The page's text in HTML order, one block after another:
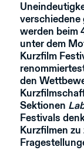
werden beim
unter dem
Kurzfilm
den
Sektionen
Festivals
Kurzfilmen